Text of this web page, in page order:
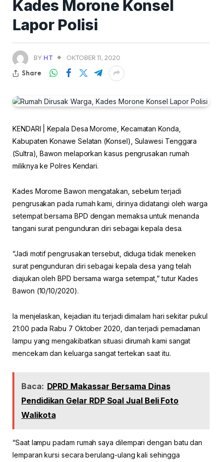
Kades Morone Konsel
Lapor Polisi
BY HT
OKTOBER 11, 2020
Share
KENDARI | Kepala Desa Morome, Kecamatan Konda,
Kabupaten Konawe Selatan (Konsel), Sulawesi Tenggara
(Sultra), Bawon melaporkan kasus pengrusakan rumah
miliknya ke Polres Kendari.
Kades Morome Bawon mengatakan, sebelum terjadi
pengrusakan pada rumah kami, dirinya didatangi oleh warga
setempat bersama BPD dengan memaksa untuk menanda
tangani surat pengunduran diri sebagai kepala desa.
“Jadi motif pengrusakan tersebut, diduga tidak meneken
surat pengunduran diri sebagai kepala desa yang telah
diajukan oleh BPD bersama warga setempat,” tutur Kades
Bawon (10/10/2020).
Ia menjelaskan, kejadian itu terjadi dimalam hari sekitar pukul
21:00 pada Rabu 7 Oktober 2020, dan terjadi pemadaman
lampu yang mengakibatkan situasi dirumah kami sangat
mencekam dan keluarga sangat tertekan saat itu.
Baca: DPRD Makassar Bersama Dinas
Pendidikan Gelar RDP Soal Jual Beli Foto
Walikota
“Saat lampu padam rumah saya dilempari dengan batu dan
lemparan kursi secara berulang-ulang kali sehingga